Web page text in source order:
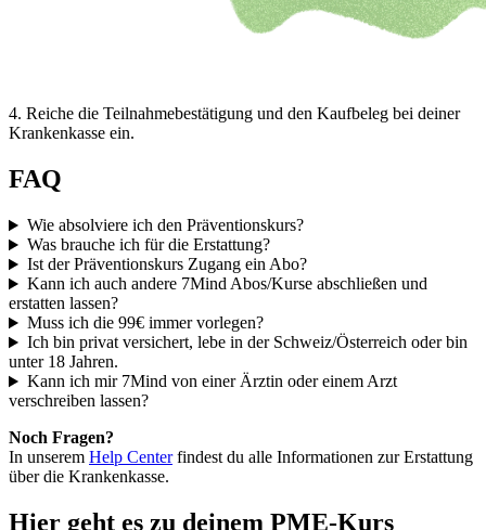
4. Reiche die Teilnahmebestätigung und den Kaufbeleg bei deiner
Krankenkasse ein.
FAQ
Wie absolviere ich den Präventionskurs?
Was brauche ich für die Erstattung?
Ist der Präventionskurs Zugang ein Abo?
Kann ich auch andere 7Mind Abos/Kurse abschließen und
erstatten lassen?
Muss ich die 99€ immer vorlegen?
Ich bin privat versichert, lebe in der Schweiz/Österreich oder bin
unter 18 Jahren.
Kann ich mir 7Mind von einer Ärztin oder einem Arzt
verschreiben lassen?
Noch Fragen?
In unserem Help Centerfindest du alle Informationen zur Erstattung
über die Krankenkasse.
Hier geht es zu deinem PME-Kurs